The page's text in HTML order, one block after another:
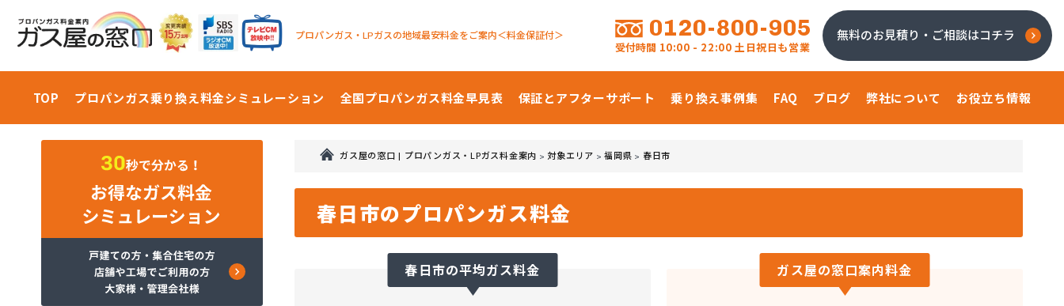
プロパンガス・LPガスの地域最安料金をご案内＜料金保証付＞ 0120-800-905
受付時間 10:00 - 22:00 土日祝日も営業
無料のお見積り・ご相談はコチラ
TOP プロパンガス乗り換え料金シミュレーション 全国プロパンガス料金早見表 保証とアフターサポート 乗り換え事例集 FAQ ブログ 弊社について お役立ち情報
ガス屋の窓口 | プロパンガス・LPガス料金案内 > 対象エリア >福岡県 > 春日市
春日市のプロパンガス料金
春日市の平均ガス料金 ガス屋の窓口案内料金